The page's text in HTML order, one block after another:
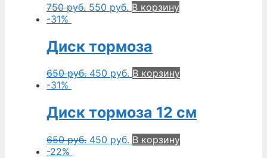
750руб. 550 руб. В корзину
-31%
Диск тормоза
650руб. 450 руб. В корзину
-31%
Диск тормоза 12 см
650руб. 450 руб. В корзину
-22%